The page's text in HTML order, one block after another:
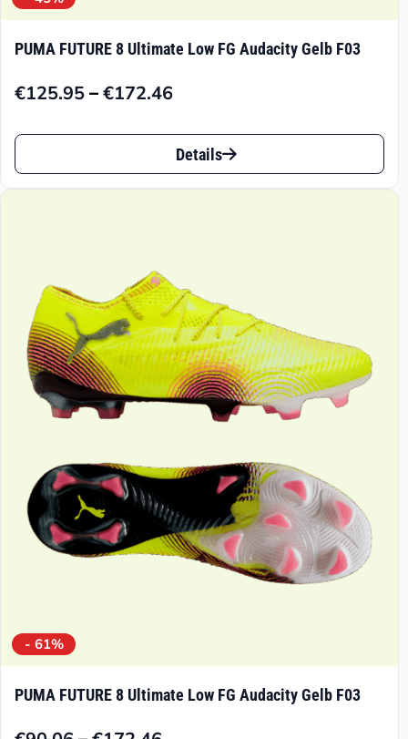
PUMA FUTURE 8 Ultimate Low FG Audacity Gelb F03
€125.95–€172.46
Preisspanne:
€125.95
€172.46
Dieses
Produkt
auf.
Die
Optionen
können
Produktseite
gewählt
werden
Details
- 61%
PUMA FUTURE 8 Ultimate Low FG Audacity Gelb F03